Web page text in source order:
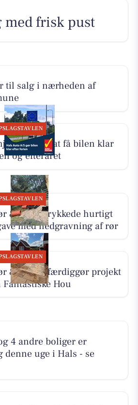
med frisk pust
til salg i nærheden af
med at få bilen klar
og efteråret
& Anlæg rykkede hurtigt
med nedgravning af rør
& Anlæg færdiggør projekt
Hou
4 andre boliger er
denne uge i Hals - se